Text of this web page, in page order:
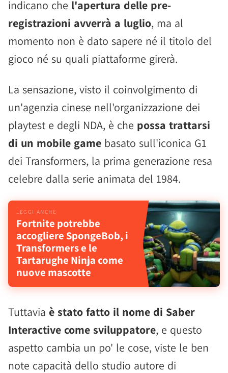
indicano che l'apertura delle pre-
registrazioni avverrà a luglio, ma al
momento non è dato sapere né il titolo del
gioco né su quali piattaforme girerà.
La sensazione, visto il coinvolgimento di
un'agenzia cinese nell'organizzazione dei
playtest e degli NDA, è che possa trattarsi
di un mobile game basato sull'iconica G1
dei Transformers, la prima generazione resa
celebre dalla serie animata del 1984.
Fortnite potrebbe
accogliere SpongeBob, i
Transformers e le
Tartarughe Ninja come
nuove mascotte
Tuttavia è stato fatto il nome di Saber
Interactive come sviluppatore, e questo
aspetto cambia un po' le cose, viste le ben
note capacità dello studio autore di